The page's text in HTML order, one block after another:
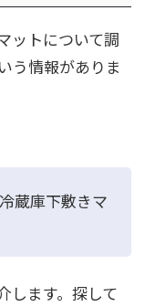
ットについて調
う情報がありま
蔵庫下敷きマ
します。探して